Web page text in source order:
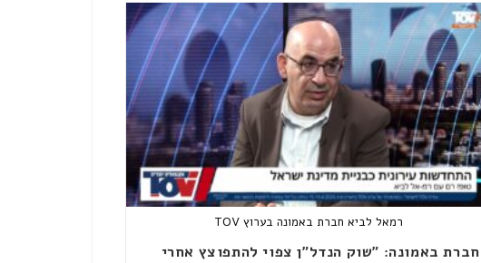
להיכלל
בדירוג
החברות
המובילות
של
Duns
100
רמאל לביא חברת באמונה בערוץ TOV
חברת באמונה: "שוק הנדל"ן צפוי להתפוצץ אחרי